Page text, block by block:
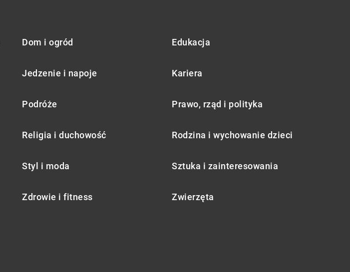
Dom i ogród Edukacja
Jedzenie i napoje Kariera
Podróże Prawo, rząd i polityka
Religia i duchowość Rodzina i wychowanie dzieci
Styl i moda Sztuka i zainteresowania
Zdrowie i fitness Zwierzęta